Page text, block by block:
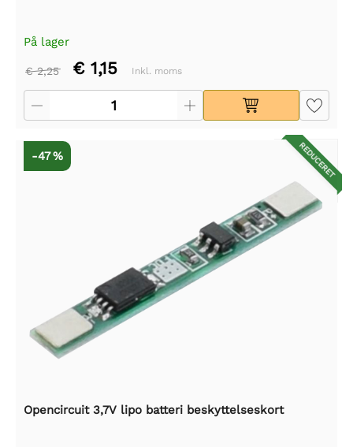
På lager
€ 2,25 € 1,15 Inkl. moms
REDUCERET
-47 %
Opencircuit 3,7V lipo batteri beskyttelseskort